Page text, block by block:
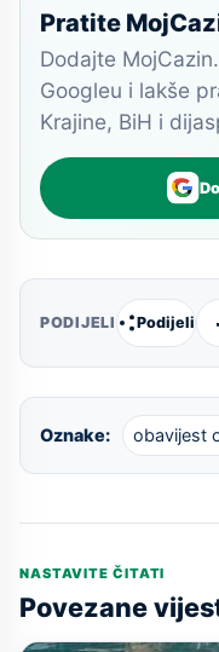
Pratite
Dodajte
Googleu i lakše
Krajine, BiH i
PODIJELI Podijeli
Oznake: obavijest
NASTAVITE ČITATI
Povezane